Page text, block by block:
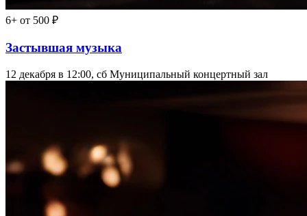
6+ от 500 ₽
Застывшая музыка
12 декабря в 12:00, сб Муниципальный концертный зал